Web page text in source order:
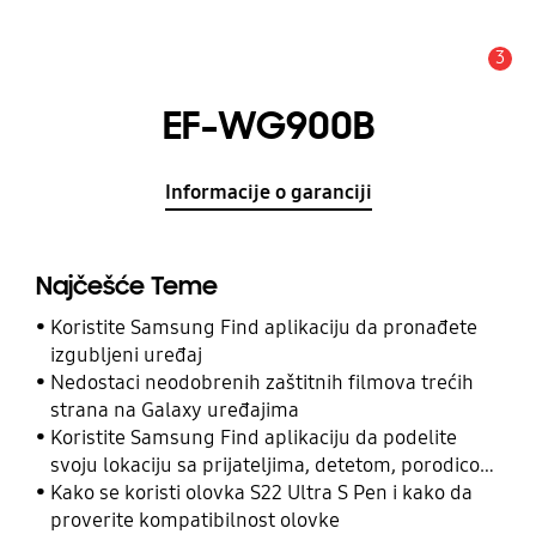
3
EF-WG900B
Informacije o garanciji
Najčešće Teme
Koristite Samsung Find aplikaciju da pronađete
izgubljeni uređaj
Nedostaci neodobrenih zaštitnih filmova trećih
strana na Galaxy uređajima
Koristite Samsung Find aplikaciju da podelite
svoju lokaciju sa prijateljima, detetom, porodicom
i drugim kontaktima
Kako se koristi olovka S22 Ultra S Pen i kako da
proverite kompatibilnost olovke